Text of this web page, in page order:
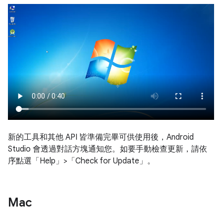
新的工具和其他 API 皆準備完畢可供使用後，Android
Studio 會透過對話方塊通知您。如要手動檢查更新，請依
序點選「Help」>「Check for Update」 。
Mac